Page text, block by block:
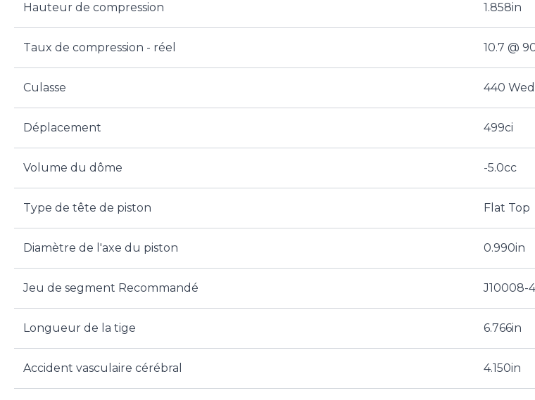
Hauteur de compression 1.858in
Taux de compression - réel 10.7 @
Culasse 440
Déplacement 499ci
Volume du dôme -5.0cc
Type de tête de piston Flat Top
Diamètre de l'axe du piston 0.990in
Jeu de segment Recommandé J10008-
Longueur de la tige 6.766in
Accident vasculaire cérébral 4.150in